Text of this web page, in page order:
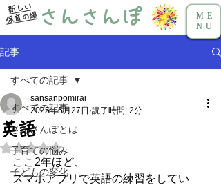
新しい
保育の場 さんさんぽ
ME
NU
記事
すべての記事
さんさんぽとは
子育ての悩み
子どもの変化
すべての記事
英語
sansanpomirai
2025年5月27日 読了時間: 2分
5つ星のうちNaNと評価されています。
ここ2年ほど、
スマホアプリで英語の練習をしてい